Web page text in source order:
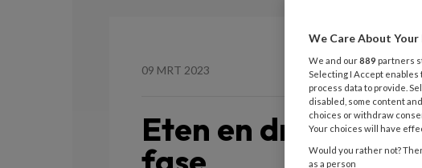
09 MRT 2023
Eten en drinken in
We Care About Your
We and our889 partners
Selecting I Accept
process data to provide.
disabled, some content
choices or withdraw
Your choices will have
Would you rather not?
as a person